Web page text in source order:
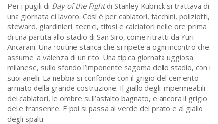
Per i pugili di Day of the Fightdi Stanley Kubrick si trattava di
una giornata di lavoro. Così è per cablatori, facchini, poliziotti,
steward, giardinieri, tecnici, tifosi e calciatori nelle ore prima
di una partita allo stadio di San Siro, come ritratti da Yuri
Ancarani. Una routine stanca che si ripete a ogni incontro che
assume la valenza di un rito. Una tipica giornata uggiosa
milanese, sullo sfondo l’imponente sagoma dello stadio, con i
suoi anelli. La nebbia si confonde con il grigio del cemento
armato della grande costruzione. Il giallo degli impermeabili
dei cablatori, le ombre sull’asfalto bagnato, e ancora il grigio
delle transenne. E poi si passa al verde del prato e al giallo
degli spalti.